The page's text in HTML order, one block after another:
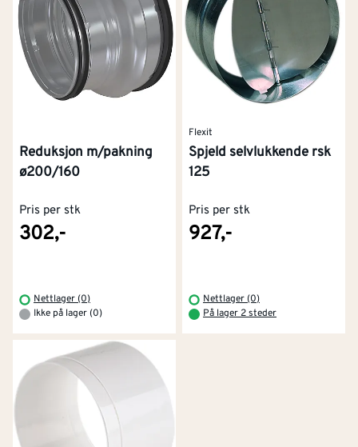
Reduksjon m/pakning
ø200/160
Pris per stk
302,-
Nettlager (0)
Ikke på lager (0)
Flexit
Spjeld selvlukkende rsk
125
Pris per stk
927,-
Nettlager (0)
På lager 2 steder